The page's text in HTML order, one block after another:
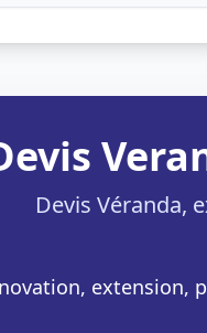
Devis Véranda,
extension,